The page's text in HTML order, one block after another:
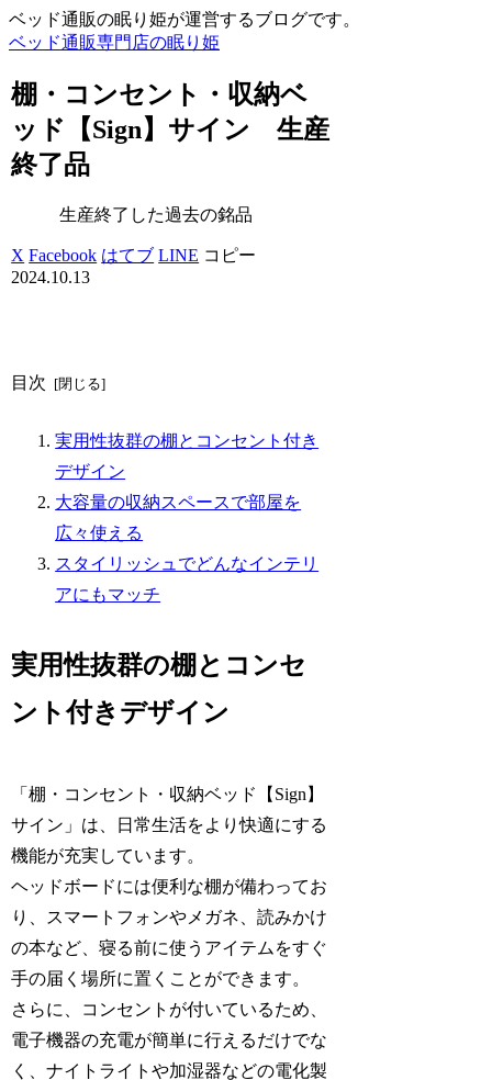
ベッド通販の眠り姫が運営するブログです。
ベッド通販専門店の眠り姫
棚・コンセント・収納ベ
ッド【Sign】サイン 生産
終了品
生産終了した過去の銘品
X Facebook はてブ LINE コピー
2024.10.13
目次
実用性抜群の棚とコンセント付き
デザイン
大容量の収納スペースで部屋を
広々使える
スタイリッシュでどんなインテリ
アにもマッチ
実用性抜群の棚とコンセ
ント付きデザイン
「棚・コンセント・収納ベッド【Sign】
サイン」は、日常生活をより快適にする
機能が充実しています。
ヘッドボードには便利な棚が備わってお
り、スマートフォンやメガネ、読みかけ
の本など、寝る前に使うアイテムをすぐ
手の届く場所に置くことができます。
さらに、コンセントが付いているため、
電子機器の充電が簡単に行えるだけでな
く、ナイトライトや加湿器などの電化製